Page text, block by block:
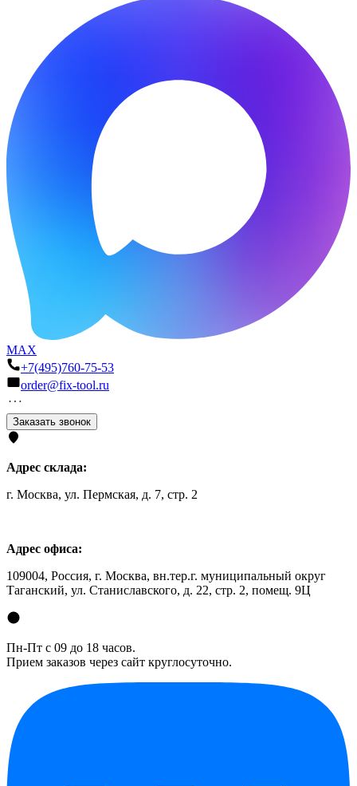
MAX
+7(495)760-75-53
order@fix-tool.ru
Заказать звонок
Адрес склада:
г. Москва, ул. Пермская, д. 7, стр. 2
Адрес офиса:
109004, Россия, г. Москва, вн.тер.г. муниципальный округ
Таганский, ул. Станиславского, д. 22, стр. 2, помещ. 9Ц
Пн-Пт с 09 до 18 часов.
Прием заказов через сайт круглосуточно.